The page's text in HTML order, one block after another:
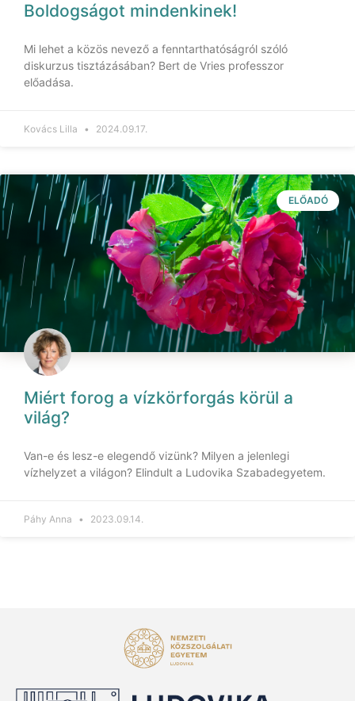
Boldogságot mindenkinek!
Mi lehet a közös nevező a fenntarthatóságról szóló
diskurzus tisztázásában? Bert de Vries professzor
előadása.
Kovács Lilla 2024.09.17.
ELŐADÓ
Miért forog a vízkörforgás körül a
világ?
Van-e és lesz-e elegendő vizünk? Milyen a jelenlegi
vízhelyzet a világon? Elindult a Ludovika Szabadegyetem.
Páhy Anna 2023.09.14.